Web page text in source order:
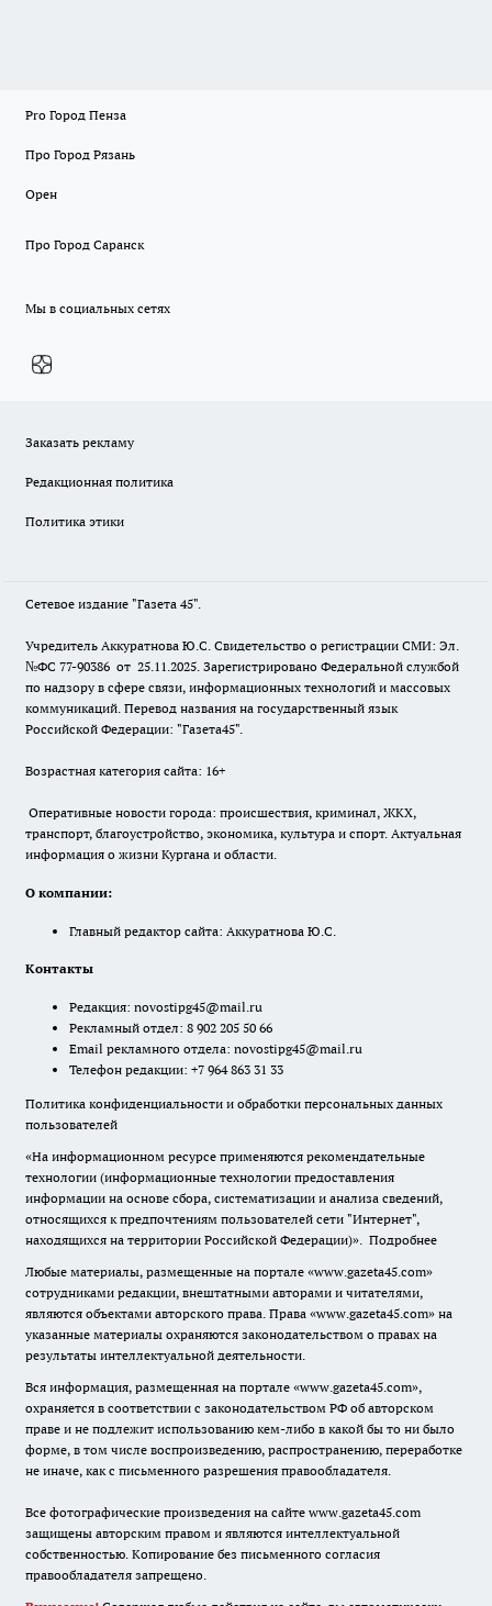
Pro Город Пенза
Про Город Рязань
Орен
Про Город Саранск
Мы в социальных сетях
Заказать рекламу
Редакционная политика
Политика этики
Сетевое издание "Газета 45".
Учредитель Аккуратнова Ю.С. Свидетельство о регистрации СМИ: Эл.
№ФС 77-90386 от 25.11.2025. Зарегистрировано Федеральной службой
по надзору в сфере связи, информационных технологий и массовых
коммуникаций. Перевод названия на государственный язык
Российской Федерации: "Газета45".
Возрастная категория сайта: 16+
Оперативные новости города: происшествия, криминал, ЖКХ,
транспорт, благоустройство, экономика, культура и спорт. Актуальная
информация о жизни Кургана и области.
О компании:
Главный редактор сайта: Аккуратнова Ю.С.
Контакты
Редакция: novostipg45@mail.ru
Рекламный отдел: 8 902 205 50 66
Email рекламного отдела: novostipg45@mail.ru
Телефон редакции: +7 964 863 31 33
Политика конфиденциальности и обработки персональных данных
пользователей
«На информационном ресурсе применяются рекомендательные
технологии (информационные технологии предоставления
информации на основе сбора, систематизации и анализа сведений,
относящихся к предпочтениям пользователей сети "Интернет",
находящихся на территории Российской Федерации)». Подробнее
Любые материалы, размещенные на портале «www.gazeta45.com»
сотрудниками редакции, внештатными авторами и читателями,
являются объектами авторского права. Права «www.gazeta45.com» на
указанные материалы охраняются законодательством о правах на
результаты интеллектуальной деятельности.
Вся информация, размещенная на портале «www.gazeta45.com»,
охраняется в соответствии с законодательством РФ об авторском
праве и не подлежит использованию кем-либо в какой бы то ни было
форме, в том числе воспроизведению, распространению, переработке
не иначе, как с письменного разрешения правообладателя.
Все фотографические произведения на сайте www.gazeta45.com
защищены авторским правом и являются интеллектуальной
собственностью. Копирование без письменного согласия
правообладателя запрещено.